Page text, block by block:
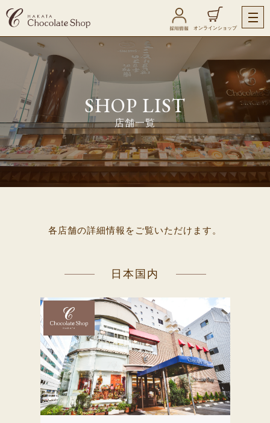
オンラインショップ
SHOP LIST
店舗一覧
各店舗の詳細情報をご覧いただけます。
日本国内